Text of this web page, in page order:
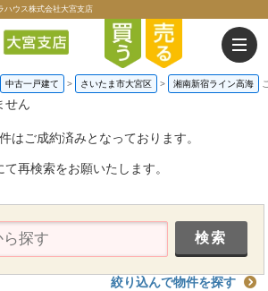
ハウス株式会社大宮支店
中古一戸建て > さいたま市大宮区 > 湘南新宿ライン高海
せん
はご成約済みとなっております。
て再検索をお願いたします。
絞り込んで物件を探す